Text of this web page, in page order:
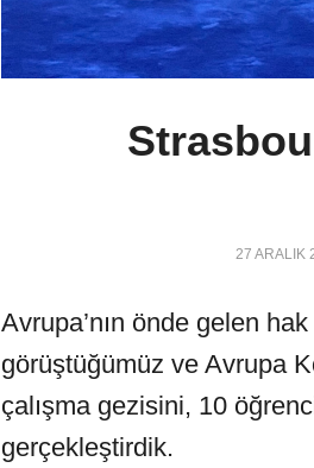
27 ARALIK
Avrupa’nın önde gelen
görüştüğümüz ve Avrupa
çalışma gezisini, 10
gerçekleştirdik.